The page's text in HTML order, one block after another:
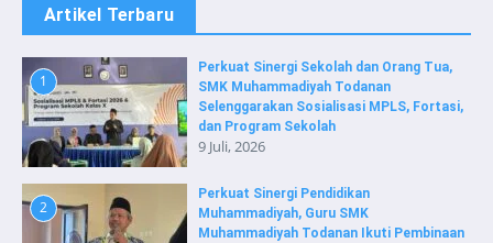
Artikel Terbaru
1
Perkuat Sinergi Sekolah dan Orang Tua,
SMK Muhammadiyah Todanan
Selenggarakan Sosialisasi MPLS, Fortasi,
dan Program Sekolah
9 Juli, 2026
2
Perkuat Sinergi Pendidikan
Muhammadiyah, Guru SMK
Muhammadiyah Todanan Ikuti Pembinaan